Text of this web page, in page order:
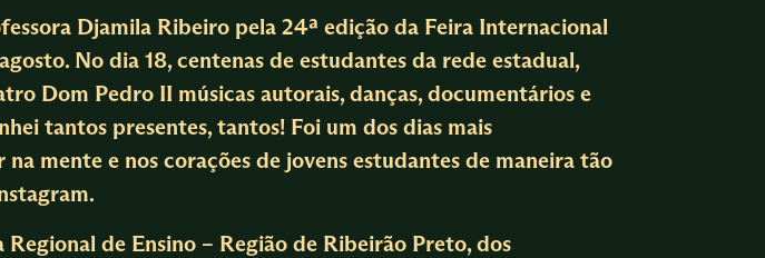
Djamila Ribeiro pela 24ª edição da Feira Internacional
No dia 18, centenas de estudantes da rede estadual,
Dom Pedro II músicas autorais, danças, documentários e
tantos presentes, tantos! Foi um dos dias mais
mente e nos corações de jovens estudantes de maneira tão
de Ensino – Região de Ribeirão Preto, dos